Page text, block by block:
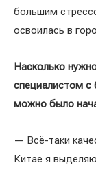
большим
освоилась в
Насколько
специалистом
можно было
— Всё-таки
Китае я